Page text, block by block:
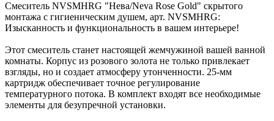
Смеситель NVSMHRG "Нева/Neva Rose Gold" скрытого
монтажа с гигиеническим душем, арт. NVSMHRG:
Изысканность и функциональность в вашем интерьере!
Этот смеситель станет настоящей жемчужиной вашей ванной
комнаты. Корпус из розового золота не только привлекает
взгляды, но и создает атмосферу утонченности. 25-мм
картридж обеспечивает точное регулирование
температурного потока. В комплект входят все необходимые
элементы для безупречной установки.